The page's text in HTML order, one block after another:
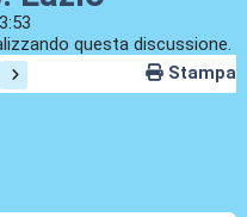
questa discussione.
Stampa